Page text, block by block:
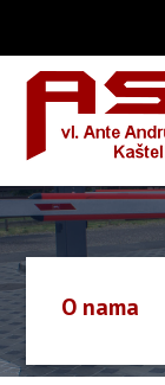
O nama